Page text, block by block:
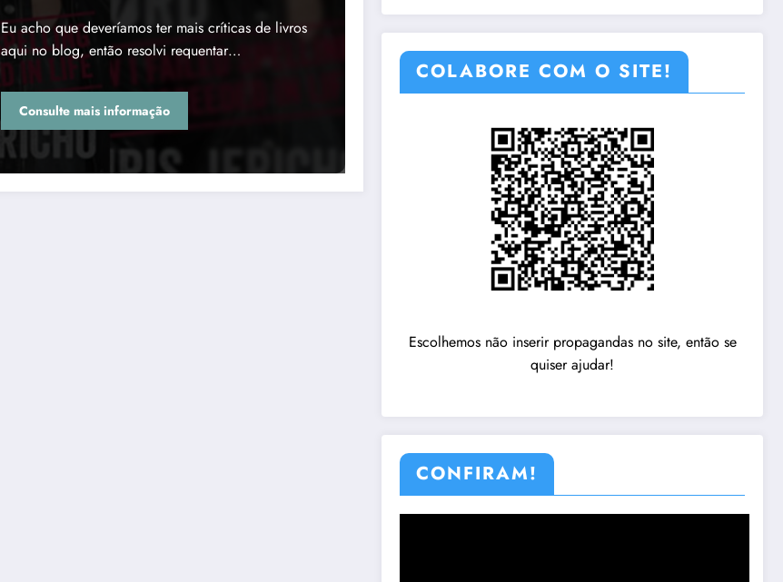
Eu acho que deveríamos ter mais críticas de livros
aqui no blog, então resolvi requentar…
Consulte mais informação
COLABORE COM O SITE!
Escolhemos não inserir propagandas no site, então se
quiser ajudar!
CONFIRAM!